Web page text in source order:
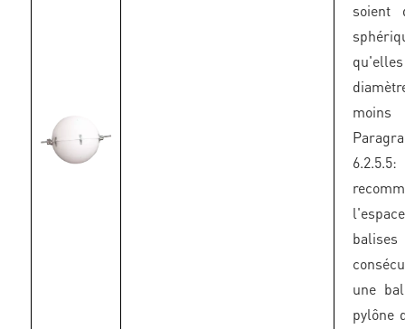
soient
balises
une
pylône